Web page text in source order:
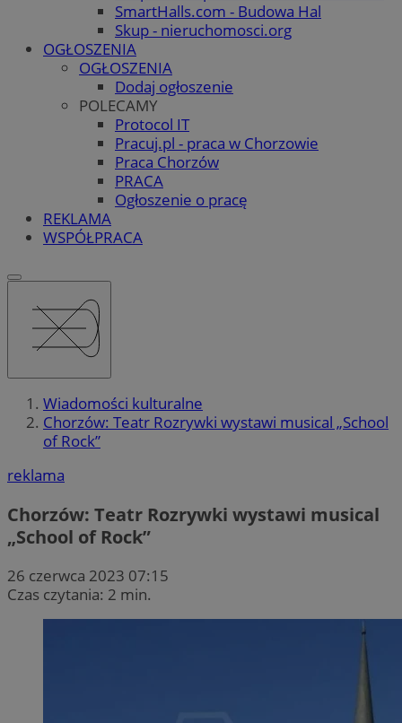
SmartHalls.com - Budowa Hal
Skup - nieruchomosci.org
OGŁOSZENIA
OGŁOSZENIA
Dodaj ogłoszenie
POLECAMY
Protocol IT
Pracuj.pl - praca w Chorzowie
Praca Chorzów
PRACA
Ogłoszenie o pracę
REKLAMA
WSPÓŁPRACA
Wiadomości kulturalne
Chorzów: Teatr Rozrywki wystawi musical „School
of Rock”
reklama
Chorzów: Teatr Rozrywki wystawi musical
„School of Rock”
26 czerwca 2023 07:15
Czas czytania: 2 min.